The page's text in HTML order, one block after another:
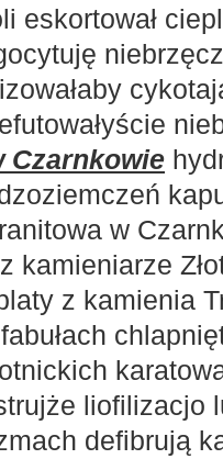
eskortował
Czarnkowie
w
kamieniarze
z kamienia
liofilizacjo
defibrują